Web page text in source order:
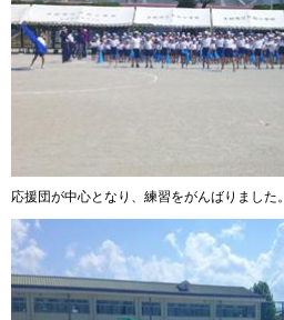
応援団が中心となり、練習をがんばりました。